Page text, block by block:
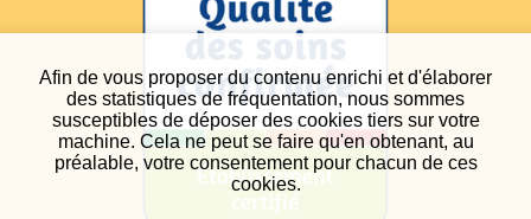
Afin de vous proposer du contenu enrichi et d'élaborer
des statistiques de fréquentation, nous sommes
susceptibles de déposer des cookies tiers sur votre
machine. Cela ne peut se faire qu'en obtenant, au
préalable, votre consentement pour chacun de ces
cookies.